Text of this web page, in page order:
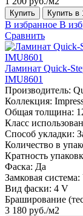
Купить Купить в
В избранное В
Сравнить
Ламинат Quick-
IMU8601
Производитель:
Коллекция:
Общая толщина:
Класс
Способ укладки:
Количество в
Кратность
Фаска: Да
Замковая система:
Вид фаски: 4 V
Браширование
3 180 руб./м2